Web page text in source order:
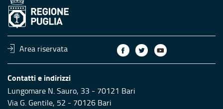
Area riservata
Contatti e indirizzi
Lungomare N. Sauro, 33 - 70121 Bari
Via G. Gentile, 52 - 70126 Bari